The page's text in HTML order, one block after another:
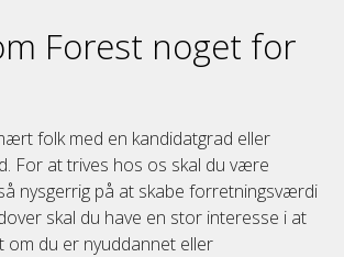
Forest noget for
folk med en kandidatgrad eller
For at trives hos os skal du være
nysgerrig på at skabe forretningsværdi
skal du have en stor interesse i at
om du er nyuddannet eller